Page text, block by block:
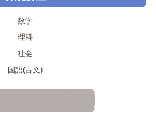
数学
理科
社会
国語(古文)